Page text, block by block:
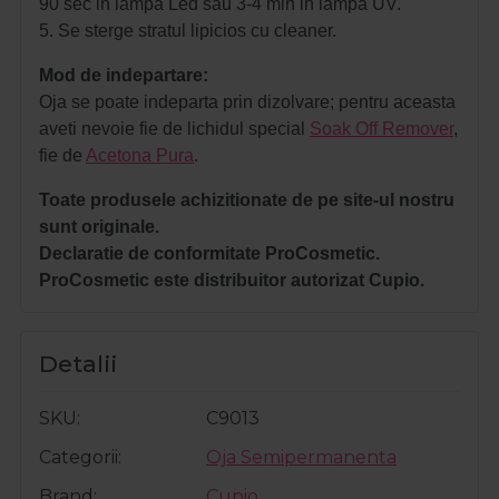
90 sec in lampa Led sau 3-4 min in lampa UV.
5. Se sterge stratul lipicios cu cleaner.
Mod de indepartare:
Oja se poate indeparta prin dizolvare; pentru aceasta
aveti nevoie fie de lichidul special Soak Off Remover,
fie de Acetona Pura.
Toate produsele achizitionate de pe site-ul nostru
sunt originale.
Declaratie de conformitate ProCosmetic.
ProCosmetic este distribuitor autorizat Cupio.
Detalii
SKU
C9013
Categorii
Oja Semipermanenta